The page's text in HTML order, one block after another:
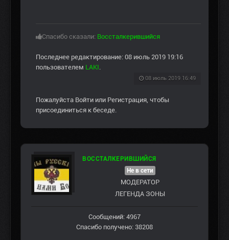
Спасибо сказали: Воссталкерившийся
Последнее редактирование: 08 июль 2019 19:16
пользователем LAKI.
08 июль 2019 16:49
Пожалуйста Войти или Регистрация, чтобы
присоединиться к беседе.
ВОССТАЛКЕРИВШИЙСЯ
Не в сети
МОДЕРАТОР
ЛЕГЕНДА ЗОНЫ
Сообщений: 4967
Спасибо получено: 38208